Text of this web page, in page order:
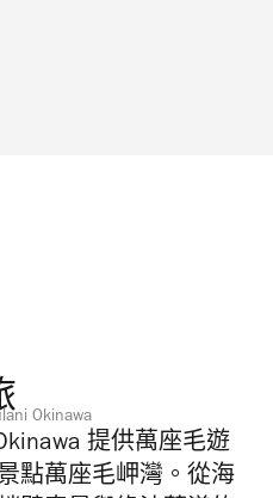
Okinawa
提供萬座毛遊
點萬座毛岬灣。從海